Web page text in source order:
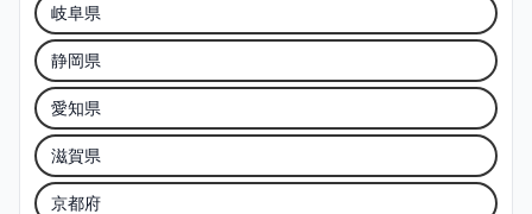
岐阜県
静岡県
愛知県
滋賀県
京都府